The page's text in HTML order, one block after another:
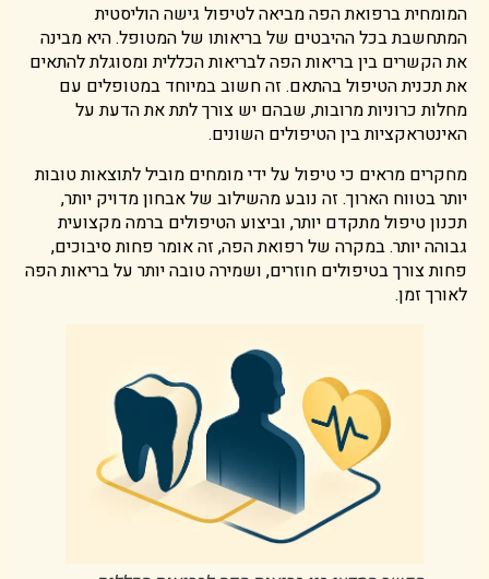
המומחית ברפואת הפה מביאה לטיפול גישה הוליסטית
המתחשבת בכל ההיבטים של בריאותו של המטופל. היא מבינה
את הקשרים בין בריאות הפה לבריאות הכללית ומסוגלת להתאים
את תכנית הטיפול בהתאם. זה חשוב במיוחד במטופלים עם
מחלות כרוניות מרובות, שבהם יש צורך לתת את הדעת על
האינטראקציות בין הטיפולים השונים.
מחקרים מראים כי טיפול על ידי מומחים מוביל לתוצאות טובות
יותר בטווח הארוך. זה נובע מהשילוב של אבחון מדויק יותר,
תכנון טיפול מתקדם יותר, וביצוע הטיפולים ברמה מקצועית
גבוהה יותר. במקרה של רפואת הפה, זה אומר פחות סיבוכים,
פחות צורך בטיפולים חוזרים, ושמירה טובה יותר על בריאות הפה
לאורך זמן.